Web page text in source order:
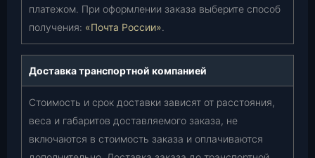
платежом. При оформлении заказа выберите способ
получения: «Почта России».
Доставка транспортной компанией
Стоимость и срок доставки зависят от расстояния,
веса и габаритов доставляемого заказа, не
включаются в стоимость заказа и оплачиваются